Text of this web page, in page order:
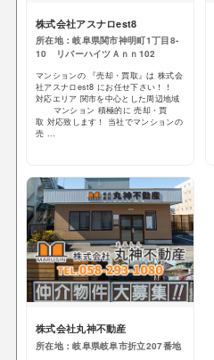
株式会社アスナロest8
所在地：岐阜県関市神明町1丁目8-
10 リバーハイツＡｎｎ102
マンションの 『売却・買取』は 株式会
社アスナロest8 にお任せ下さい！！
対応エリア 関市を中心とした周辺地域
マンション 積極的に 売却・買
取 対応致します！ 当社でマンションの
売 ...
株式会社丸神不動産
所在地：岐阜県岐阜市折立207番地